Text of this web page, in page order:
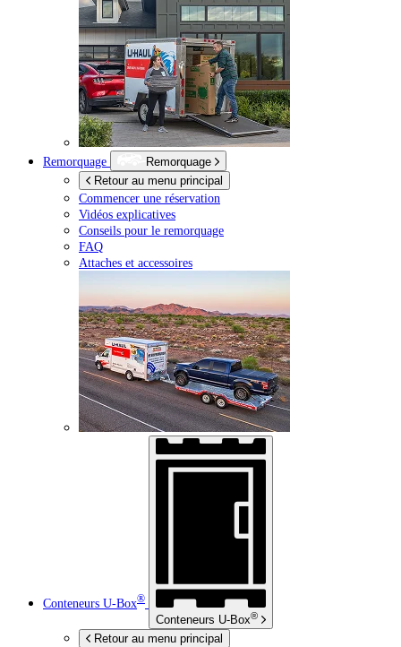
Remorquage
Remorquage
Retour au menu principal
Commencer une réservation
Vidéos explicatives
Conseils pour le remorquage
FAQ
Attaches et accessoires
Conteneurs U-Box®
Conteneurs U-Box®
Retour au menu principal